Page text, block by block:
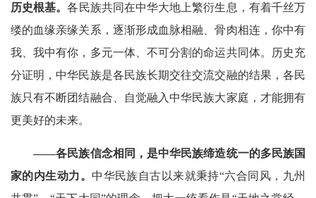
历史根基。各民族共同在中华大地上繁衍生息，有着千丝万
缕的血缘亲缘关系，逐渐形成血脉相融、骨肉相连，你中有
我、我中有你，多元一体、不可分割的命运共同体。历史充
分证明，中华民族是各民族长期交往交流交融的结果，各民
族只有不断团结融合、自觉融入中华民族大家庭，才能拥有
更美好的未来。
——各民族信念相同，是中华民族缔造统一的多民族国
家的内生动力。 中华民族自古以来就秉持“六合同风，九州